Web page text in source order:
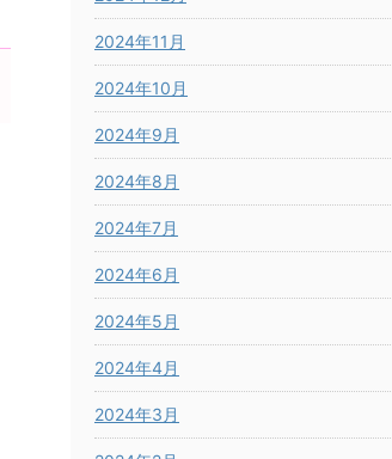
2024年11月
2024年10月
2024年9月
2024年8月
2024年7月
2024年6月
2024年5月
2024年4月
2024年3月